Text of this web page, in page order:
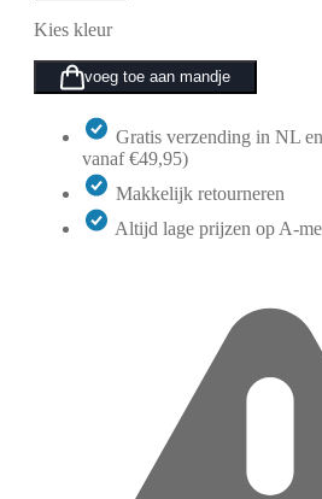
Kies kleur
voeg toe aan mandje
Gratis verzending in NL
vanaf €49,95)
Makkelijk retourneren
Altijd lage prijzen op A-